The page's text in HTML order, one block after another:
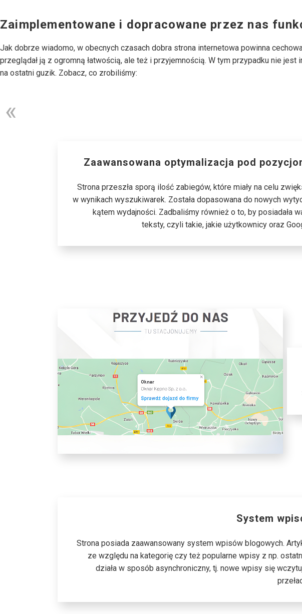
Zaimplementowane i dopracowane przez nas
Jak dobrze wiadomo, w obecnych czasach dobra strona internetowa powinna
przeglądał ją z ogromną łatwością, ale też i przyjemnością. W tym przypadku nie
na ostatni guzik. Zobacz, co zrobiliśmy:
Zaawansowana optymalizacja pod
Strona przeszła sporą ilość zabiegów, które miały na celu
w wynikach wyszukiwarek. Została dopasowana do nowych
kątem wydajności. Zadbaliśmy również o to, by posiadała
teksty, czyli takie, jakie użytkownicy oraz
System
Strona posiada zaawansowany system wpisów blogowych.
ze względu na kategorię czy też popularne wpisy z np.
działa w sposób asynchroniczny, tj. nowe wpisy się